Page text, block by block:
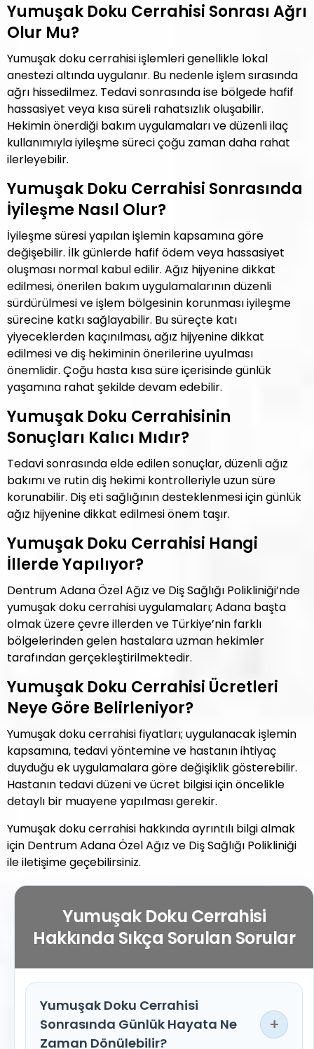
Yumuşak Doku Cerrahisi Sonrası Ağrı
Olur Mu?
Yumuşak doku cerrahisi işlemleri genellikle lokal
anestezi altında uygulanır. Bu nedenle işlem sırasında
ağrı hissedilmez. Tedavi sonrasında ise bölgede hafif
hassasiyet veya kısa süreli rahatsızlık oluşabilir.
Hekimin önerdiği bakım uygulamaları ve düzenli ilaç
kullanımıyla iyileşme süreci çoğu zaman daha rahat
ilerleyebilir.
Yumuşak Doku Cerrahisi Sonrasında
İyileşme Nasıl Olur?
İyileşme süresi yapılan işlemin kapsamına göre
değişebilir. İlk günlerde hafif ödem veya hassasiyet
oluşması normal kabul edilir. Ağız hijyenine dikkat
edilmesi, önerilen bakım uygulamalarının düzenli
sürdürülmesi ve işlem bölgesinin korunması iyileşme
sürecine katkı sağlayabilir. Bu süreçte katı
yiyeceklerden kaçınılması, ağız hijyenine dikkat
edilmesi ve diş hekiminin önerilerine uyulması
önemlidir. Çoğu hasta kısa süre içerisinde günlük
yaşamına rahat şekilde devam edebilir.
Yumuşak Doku Cerrahisinin
Sonuçları Kalıcı Mıdır?
Tedavi sonrasında elde edilen sonuçlar, düzenli ağız
bakımı ve rutin diş hekimi kontrolleriyle uzun süre
korunabilir. Diş eti sağlığının desteklenmesi için günlük
ağız hijyenine dikkat edilmesi önem taşır.
Yumuşak Doku Cerrahisi Hangi
İllerde Yapılıyor?
Dentrum Adana Özel Ağız ve Diş Sağlığı Polikliniği’nde
yumuşak doku cerrahisi uygulamaları; Adana başta
olmak üzere çevre illerden ve Türkiye’nin farklı
bölgelerinden gelen hastalara uzman hekimler
tarafından gerçekleştirilmektedir.
Yumuşak Doku Cerrahisi Ücretleri
Neye Göre Belirleniyor?
Yumuşak doku cerrahisi fiyatları; uygulanacak işlemin
kapsamına, tedavi yöntemine ve hastanın ihtiyaç
duyduğu ek uygulamalara göre değişiklik gösterebilir.
Hastanın tedavi düzeni ve ücret bilgisi için öncelikle
detaylı bir muayene yapılması gerekir.
Yumuşak doku cerrahisi hakkında ayrıntılı bilgi almak
için Dentrum Adana Özel Ağız ve Diş Sağlığı Polikliniği
ile iletişime geçebilirsiniz.
Yumuşak Doku Cerrahisi
Hakkında Sıkça Sorulan Sorular
Yumuşak Doku Cerrahisi
Sonrasında Günlük Hayata Ne
Zaman Dönülebilir?
+